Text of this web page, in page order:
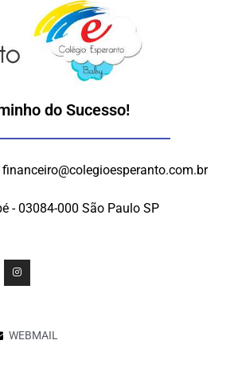
do Sucesso!
financeiro@colegioesperanto.com.br
- 03084-000 São Paulo SP
WEBMAIL